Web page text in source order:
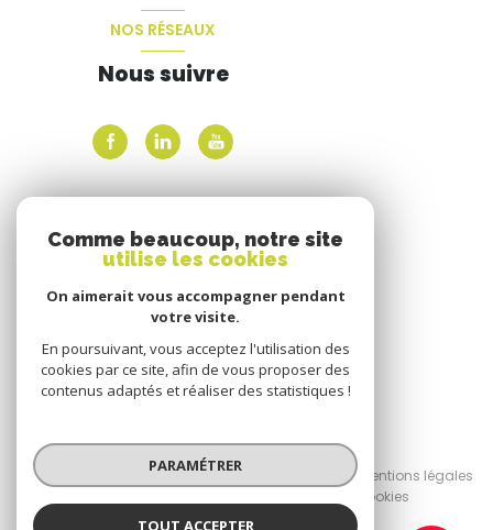
NOS RÉSEAUX
Nous suivre
Nous adhérons
© 2026 | Tous droits réservés
Nos honoraires
Nos partenaires
Mentions légales
Cookies
Comme beaucoup, notre site
utilise les cookies
On aimerait vous accompagner pendant
votre visite.
En poursuivant, vous acceptez l'utilisation des
cookies par ce site, afin de vous proposer des
contenus adaptés et réaliser des statistiques !
PARAMÉTRER
TOUT ACCEPTER